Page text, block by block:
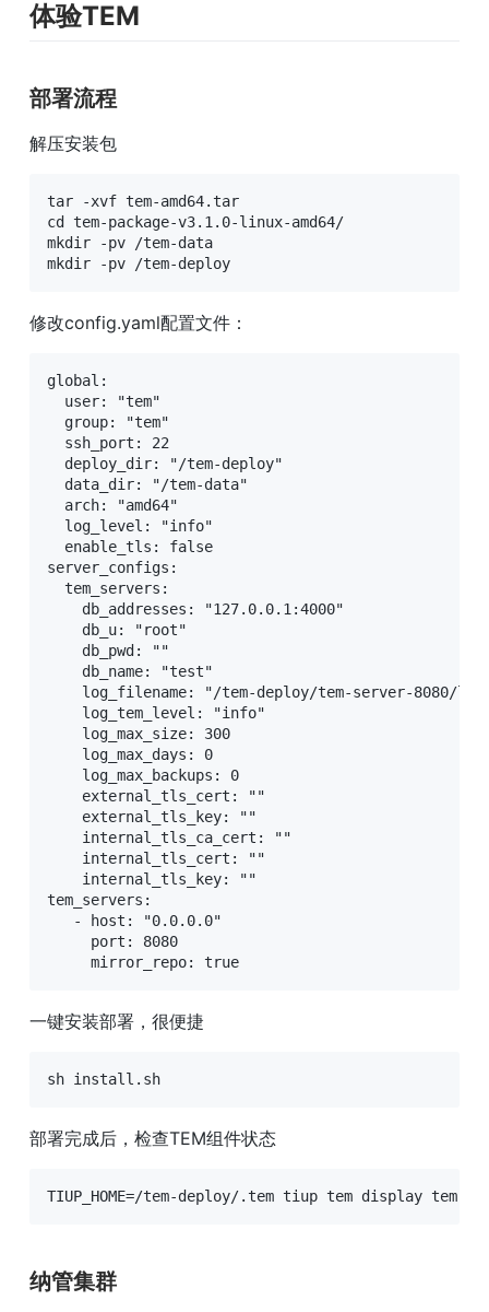
体验TEM
部署流程
解压安装包
tar -xvf tem-amd64.tar
cd tem-package-v3.1.0-linux-amd64/
mkdir -pv /tem-data
mkdir -pv /tem-deploy
修改config.yaml配置文件：
global:
  user: "tem"
  group: "tem"
  ssh_port: 22
  deploy_dir: "/tem-deploy"
  data_dir: "/tem-data"
  arch: "amd64"
  log_level: "info"
  enable_tls: false
server_configs:
  tem_servers:
    db_addresses: "127.0.0.1:4000"
    db_u: "root"
    db_pwd: ""
    db_name: "test"
log_filename: "/tem-deploy/tem-server-8080/
    log_tem_level: "info"
    log_max_size: 300
    log_max_days: 0
    log_max_backups: 0
    external_tls_cert: ""
    external_tls_key: ""
    internal_tls_ca_cert: ""
    internal_tls_cert: ""
    internal_tls_key: ""
tem_servers:
   - host: "0.0.0.0"
     port: 8080
     mirror_repo: true
一键安装部署，很便捷
sh install.sh
部署完成后，检查TEM组件状态
TIUP_HOME=/tem-deploy/.tem tiup tem display tem-
纳管集群